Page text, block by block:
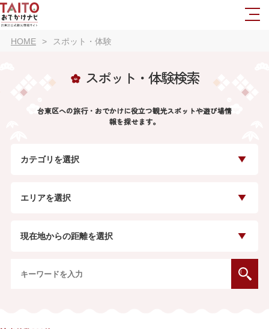
HOME スポット・体験
スポット・体験検索
台東区への旅行・おでかけに役立つ観光スポットや遊び場情
報を探せます。
カテゴリを選択
エリアを選択
現在地からの距離を選択